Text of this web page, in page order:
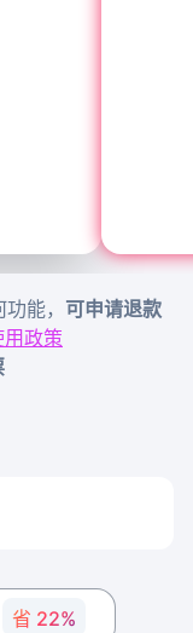
能， 可申请退款
政策
省 22%